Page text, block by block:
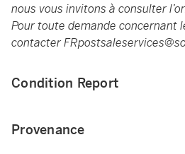
nous vous invitons à consulter
Pour toute demande concernant
contacter
Condition Report
Provenance